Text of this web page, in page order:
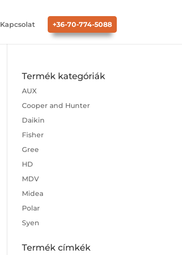
Kapcsolat +36-70-774-5088
Termék kategóriák
AUX
Cooper and Hunter
Daikin
Fisher
Gree
HD
MDV
Midea
Polar
Syen
Termék címkék